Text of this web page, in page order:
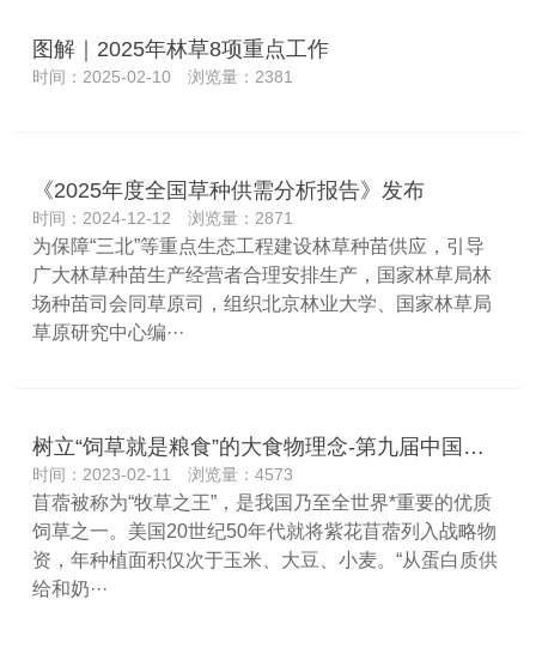
图解｜2025年林草8项重点工作
时间：2025-02-10 浏览量：2381
《2025年度全国草种供需分析报告》发布
时间：2024-12-12 浏览量：2871
为保障“三北”等重点生态工程建设林草种苗供应，引导
广大林草种苗生产经营者合理安排生产，国家林草局林
场种苗司会同草原司，组织北京林业大学、国家林草局
草原研究中心编···
树立“饲草就是粮食”的大食物理念-第九届中国苜蓿大会召开
时间：2023-02-11 浏览量：4573
苜蓿被称为“牧草之王”，是我国乃至全世界*重要的优质
饲草之一。美国20世纪50年代就将紫花苜蓿列入战略物
资，年种植面积仅次于玉米、大豆、小麦。“从蛋白质供
给和奶···